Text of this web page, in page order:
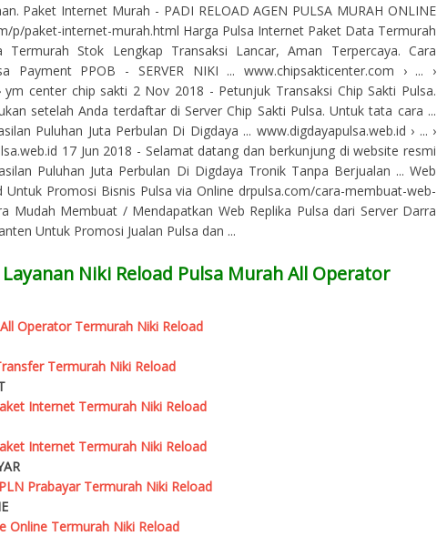
Paket Internet Murah - PADI RELOAD AGEN PULSA MURAH ONLINE
p/paket-internet-murah.html Harga Pulsa Internet Paket Data Termurah
Termurah Stok Lengkap Transaksi Lancar, Aman Terpercaya. Cara
Payment PPOB - SERVER NIKI ... www.chipsakticenter.com › ... ›
ym center chip sakti 2 Nov 2018 - Petunjuk Transaksi Chip Sakti Pulsa.
setelah Anda terdaftar di Server Chip Sakti Pulsa. Untuk tata cara ...
Puluhan Juta Perbulan Di Digdaya ... www.digdayapulsa.web.id › ... ›
17 Jun 2018 - Selamat datang dan berkunjung di website resmi
Puluhan Juta Perbulan Di Digdaya Tronik Tanpa Berjualan ... Web
Untuk Promosi Bisnis Pulsa via Online drpulsa.com/cara-membuat-web-
Mudah Membuat / Mendapatkan Web Replika Pulsa dari Server Darra
Untuk Promosi Jualan Pulsa dan ...
Niki Reload Pulsa Murah All Operator
Operator Termurah Niki Reload
Termurah Niki Reload
Internet Termurah Niki Reload
Internet Termurah Niki Reload
Prabayar Termurah Niki Reload
Online Termurah Niki Reload